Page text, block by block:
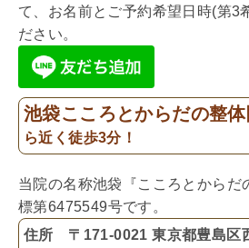
て、お名前とご予約希望日時(第3
ださい。
池袋こころとからだの整
ら近く徒歩3分！
当院の名称池袋『こころとから
標第6475549号です。
住所 〒171-0021 東京都豊島